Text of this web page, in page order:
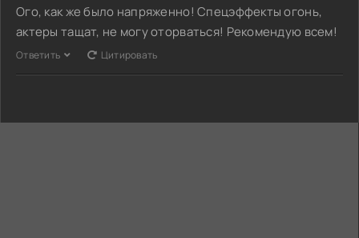
Ого, как же было напряженно! Спецэффекты огонь,
актеры тащат, не могу оторваться! Рекомендую всем!
Ответить Цитировать